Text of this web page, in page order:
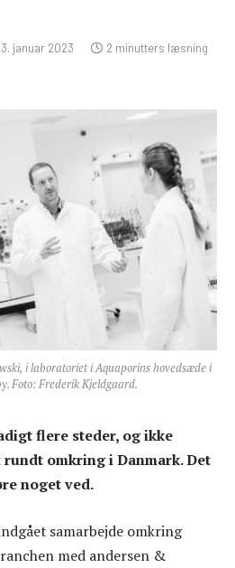
januar 2023 2 minutters læsning
i laboratoriet i Aquaporins hovedsæde i
Foto: Frederik Kjeldgaard.
flere steder, og ikke
omkring i Danmark. Det
noget ved.
samarbejde omkring
med andersen &